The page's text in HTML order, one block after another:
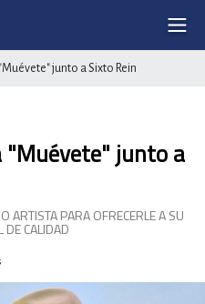
junto a Sixto Rein
"Muévete" junto a
ARTISTA PARA OFRECERLE A SU
DE CALIDAD